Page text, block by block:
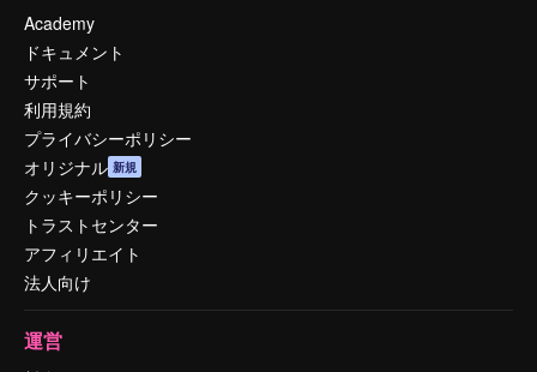
Academy
ドキュメント
サポート
利用規約
プライバシーポリシー
オリジナル 新規
クッキーポリシー
トラストセンター
アフィリエイト
法人向け
運営